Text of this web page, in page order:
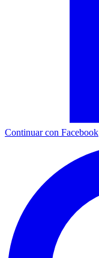
Continuar con Facebook